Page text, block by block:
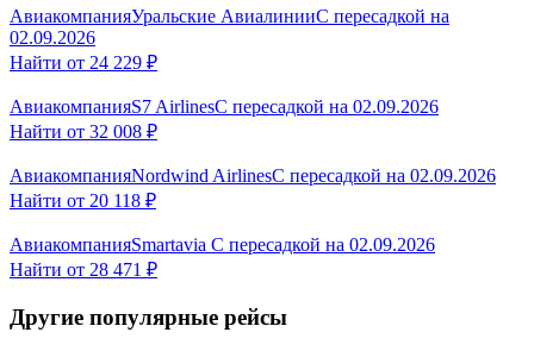
АвиакомпанияУральские АвиалинииС пересадкой на
02.09.2026
Найти от 24 229 ₽
АвиакомпанияS7 AirlinesС пересадкой на 02.09.2026
Найти от 32 008 ₽
АвиакомпанияNordwind AirlinesС пересадкой на 02.09.2026
Найти от 20 118 ₽
АвиакомпанияSmartavia С пересадкой на 02.09.2026
Найти от 28 471 ₽
Другие популярные рейсы